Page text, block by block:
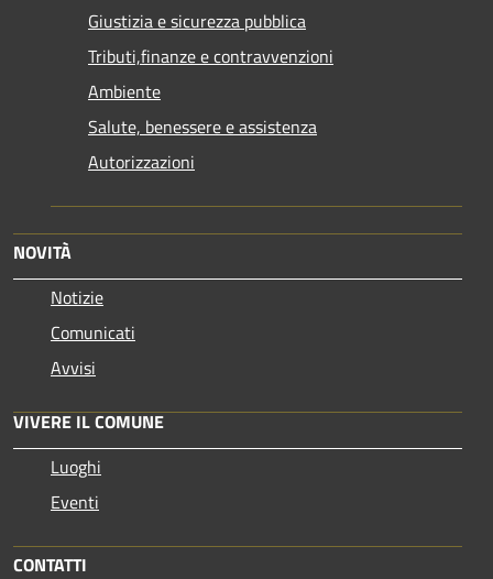
Giustizia e sicurezza pubblica
Tributi,finanze e contravvenzioni
Ambiente
Salute, benessere e assistenza
Autorizzazioni
NOVITÀ
Notizie
Comunicati
Avvisi
VIVERE IL COMUNE
Luoghi
Eventi
CONTATTI